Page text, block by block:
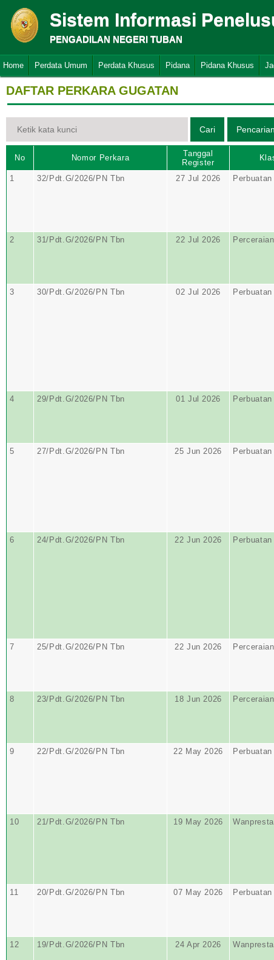
Sistem Informasi
PENGADILAN NEGERI TUBAN
Home Perdata Umum Perdata Khusus Pidana Pidana Khusus
DAFTAR PERKARA GUGATAN
No Nomor Perkara
Tanggal
Register
1 32/Pdt.G/2026/PN Tbn 27 Jul 2026
2 31/Pdt.G/2026/PN Tbn 22 Jul 2026 Perceraian
3 30/Pdt.G/2026/PN Tbn 02 Jul 2026
4 29/Pdt.G/2026/PN Tbn 01 Jul 2026
5 27/Pdt.G/2026/PN Tbn 25 Jun 2026
6 24/Pdt.G/2026/PN Tbn 22 Jun 2026
7 25/Pdt.G/2026/PN Tbn 22 Jun 2026 Perceraian
8 23/Pdt.G/2026/PN Tbn 18 Jun 2026 Perceraian
9 22/Pdt.G/2026/PN Tbn 22 May 2026
10 21/Pdt.G/2026/PN Tbn 19 May 2026
11 20/Pdt.G/2026/PN Tbn 07 May 2026
12 19/Pdt.G/2026/PN Tbn 24 Apr 2026